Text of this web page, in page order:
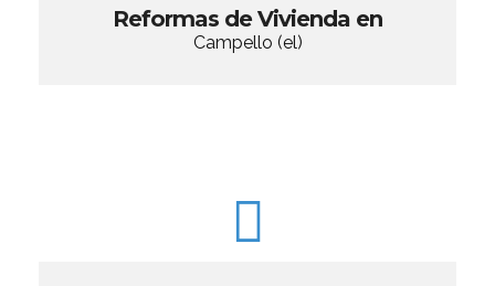
Reformas de Vivienda en
Campello (el)